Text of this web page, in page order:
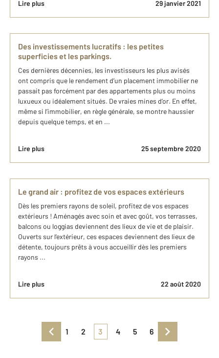
Lire plus 29 janvier 2021
Des investissements lucratifs : les petites
superficies et les parkings.
Ces dernières décennies, les investisseurs les plus avisés
ont compris que le rendement d’un placement immobilier ne
passait pas forcément par des appartements plus ou moins
luxueux ou idéalement situés. De vraies mines d’or. En effet,
même si l’immobilier, en règle générale, se montre haussier
depuis quelque temps, et en ...
Lire plus 25 septembre 2020
Le grand air : profitez de vos espaces extérieurs
Dès les premiers rayons de soleil, profitez de vos espaces
extérieurs ! Aménagés avec soin et avec goût, vos terrasses,
balcons ou loggias deviennent des lieux de vie et de plaisir.
Ouverts sur l’extérieur, ces espaces deviennent des lieux de
détente, toujours prêts à vous accueillir dès les premiers
rayons ...
Lire plus 22 août 2020
1 2 3 4 5 6